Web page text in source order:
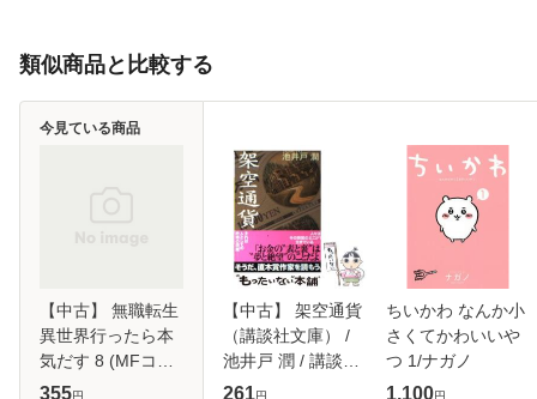
類似商品と比較する
【中古】 無職転生
異世界行ったら本
気だす 8 (MFコミ
ックス. フラッパー
355円
今見ている商品
【中古】 架空通貨
（講談社文庫） /
池井戸 潤 / 講談社
[文庫]【メール便送
261円
ちいかわ なんか小
さくてかわいいや
つ 1/ナガノ
1,100円